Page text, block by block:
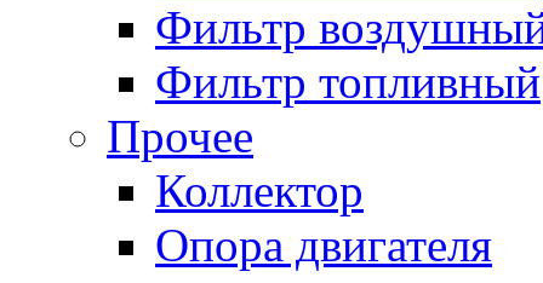
Фильтр
Фильтр топливный
Прочее
Коллектор
Опора двигателя